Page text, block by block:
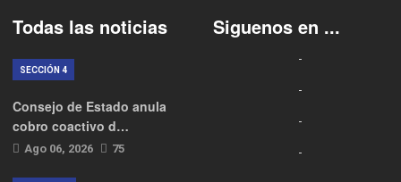
Todas las noticias
Consejo de Estado anula
cobro coactivo d…
Ago 06, 2026 75
SECCIÓN 4
Siguenos en ...